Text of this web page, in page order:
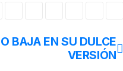
BAJA EN SU DULCE
VERSIÓN